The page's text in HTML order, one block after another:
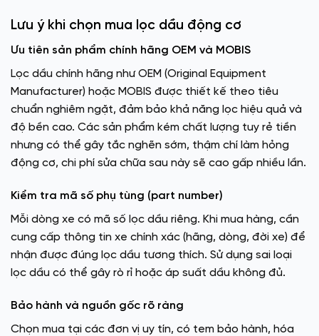
Lưu ý khi chọn mua lọc dầu động cơ
Ưu tiên sản phẩm chính hãng OEM và MOBIS
Lọc dầu chính hãng như OEM (Original Equipment
Manufacturer) hoặc MOBIS được thiết kế theo tiêu
chuẩn nghiêm ngặt, đảm bảo khả năng lọc hiệu quả và
độ bền cao. Các sản phẩm kém chất lượng tuy rẻ tiền
nhưng có thể gây tắc nghẽn sớm, thậm chí làm hỏng
động cơ, chi phí sửa chữa sau này sẽ cao gấp nhiều lần.
Kiểm tra mã số phụ tùng (part number)
Mỗi dòng xe có mã số lọc dầu riêng. Khi mua hàng, cần
cung cấp thông tin xe chính xác (hãng, dòng, đời xe) để
nhận được đúng lọc dầu tương thích. Sử dụng sai loại
lọc dầu có thể gây rò rỉ hoặc áp suất dầu không đủ.
Bảo hành và nguồn gốc rõ ràng
Chọn mua tại các đơn vị uy tín, có tem bảo hành, hóa